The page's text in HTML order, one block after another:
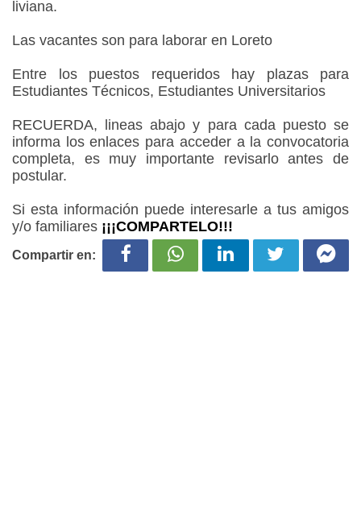
liviana.
Las vacantes son para laborar en Loreto
Entre los puestos requeridos hay plazas para
Estudiantes Técnicos, Estudiantes Universitarios
RECUERDA, lineas abajo y para cada puesto se
informa los enlaces para acceder a la convocatoria
completa, es muy importante revisarlo antes de
postular.
Si esta información puede interesarle a tus amigos
y/o familiares ¡¡¡COMPARTELO!!!
Compartir en: